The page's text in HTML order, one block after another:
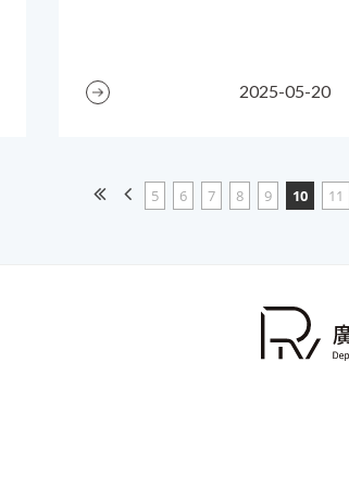
2025-05-20
5 6 7 8 9 10 11